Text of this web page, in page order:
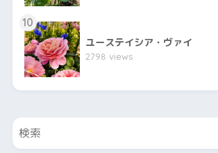
10
ユーステイシア・ヴァイ
2798 views